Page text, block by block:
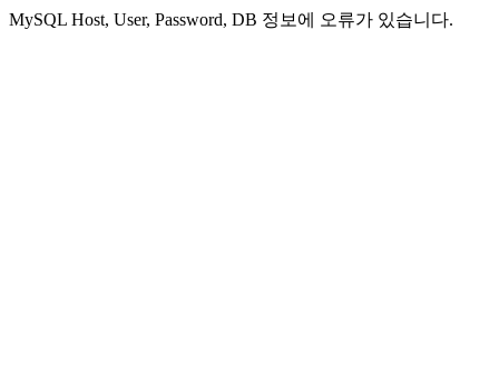
MySQL Host, User, Password, DB 정보에 오류가 있습니다.